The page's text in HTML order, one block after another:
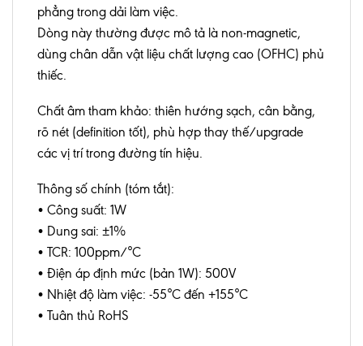
phẳng trong dải làm việc.
Dòng này thường được mô tả là non-magnetic,
dùng chân dẫn vật liệu chất lượng cao (OFHC) phủ
thiếc.
Chất âm tham khảo: thiên hướng sạch, cân bằng,
rõ nét (definition tốt), phù hợp thay thế/upgrade
các vị trí trong đường tín hiệu.
Thông số chính (tóm tắt):
• Công suất: 1W
• Dung sai: ±1%
• TCR: 100ppm/°C
• Điện áp định mức (bản 1W): 500V
• Nhiệt độ làm việc: -55°C đến +155°C
• Tuân thủ RoHS